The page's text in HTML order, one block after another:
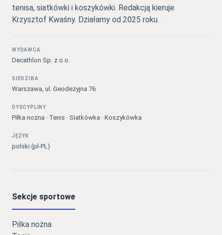
tenisa, siatkówki i koszykówki. Redakcją kieruje
Krzysztof Kwaśny. Działamy od 2025 roku.
WYDAWCA
Decathlon Sp. z o.o.
SIEDZIBA
Warszawa, ul. Geodezyjna 76
DYSCYPLINY
Piłka nożna · Tenis · Siatkówka · Koszykówka
JĘZYK
polski (pl-PL)
Sekcje sportowe
Piłka nożna